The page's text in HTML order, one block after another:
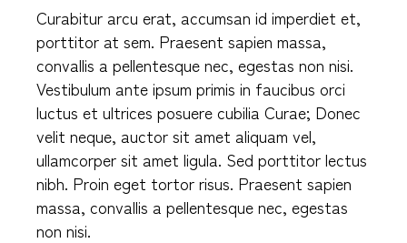
Curabitur arcu erat, accumsan id imperdiet et,
porttitor at sem. Praesent sapien massa,
convallis a pellentesque nec, egestas non nisi.
Vestibulum ante ipsum primis in faucibus orci
luctus et ultrices posuere cubilia Curae; Donec
velit neque, auctor sit amet aliquam vel,
ullamcorper sit amet ligula. Sed porttitor lectus
nibh. Proin eget tortor risus. Praesent sapien
massa, convallis a pellentesque nec, egestas
non nisi.